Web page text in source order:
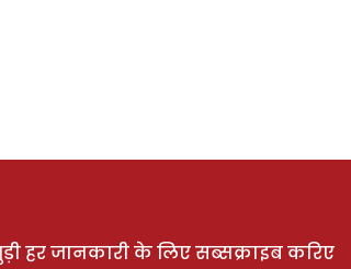
हर जानकारी के लिए सब्सक्राइब करिए